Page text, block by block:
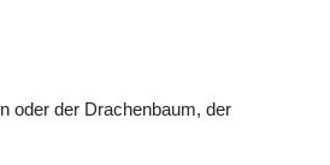
oder der Drachenbaum, der